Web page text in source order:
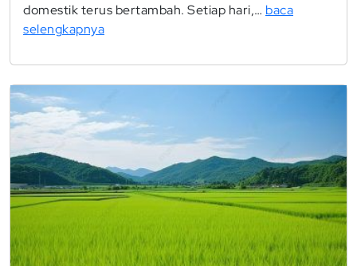
domestik terus bertambah. Setiap hari,… baca
selengkapnya